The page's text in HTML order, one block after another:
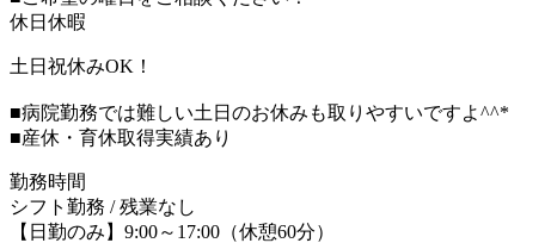
休日休暇
土日祝休みOK！
■病院勤務では難しい土日のお休みも取りやすいですよ^^*
■産休・育休取得実績あり
勤務時間
シフト勤務 / 残業なし
【日勤のみ】9:00～17:00（休憩60分）